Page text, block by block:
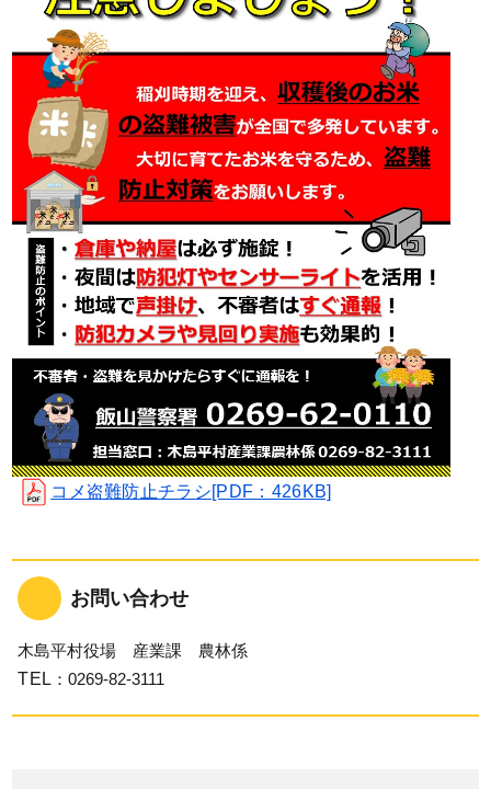
コメ盗難防止チラシ[PDF：426KB]
お問い合わせ
木島平村役場 産業課 農林係
TEL ：0269-82-3111